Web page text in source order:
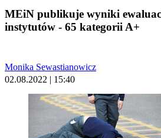
MEiN publikuje wyniki
instytutów - 65 kategorii A+
Monika Sewastianowicz
02.08.2022 | 15:40